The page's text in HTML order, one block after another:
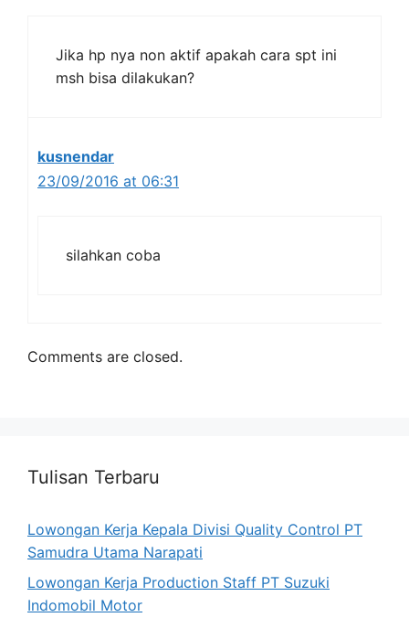
Jika hp nya non aktif apakah cara spt ini
msh bisa dilakukan?
kusnendar
23/09/2016 at 06:31
silahkan coba
Comments are closed.
Tulisan Terbaru
Lowongan Kerja Kepala Divisi Quality Control PT
Samudra Utama Narapati
Lowongan Kerja Production Staff PT Suzuki
Indomobil Motor